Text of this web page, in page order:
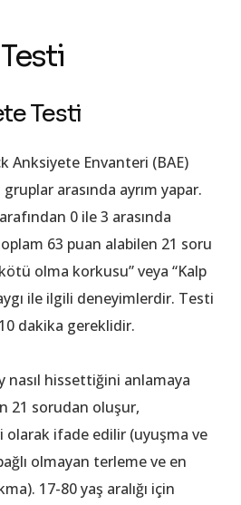
Testi
Anksiyete Envanteri (BAE)
arasında ayrım yapar.
0 ile 3 arasında
63 puan alabilen 21 soru
olma korkusu” veya “Kalp
ile ilgili deneyimlerdir. Testi
dakika gereklidir.
nasıl hissettiğini anlamaya
21 sorudan oluşur,
olarak ifade edilir (uyuşma ve
olmayan terleme ve en
17-80 yaş aralığı için